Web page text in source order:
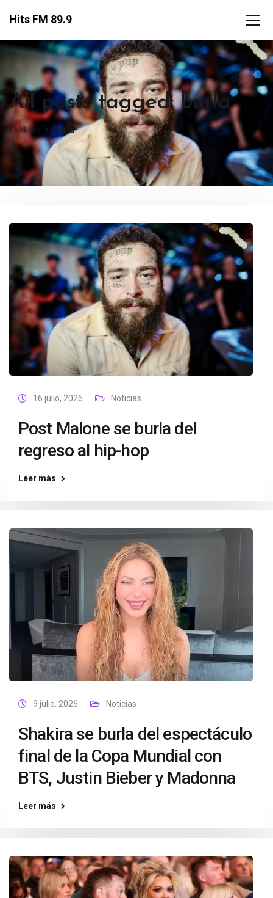
Hits FM 89.9
All posts tagged: burla
FM Hits burla
16 julio, 2026 Noticias
Post Malone se burla del
regreso al hip-hop
Leer más
9 julio, 2026 Noticias
Shakira se burla del espectáculo
final de la Copa Mundial con
BTS, Justin Bieber y Madonna
Leer más